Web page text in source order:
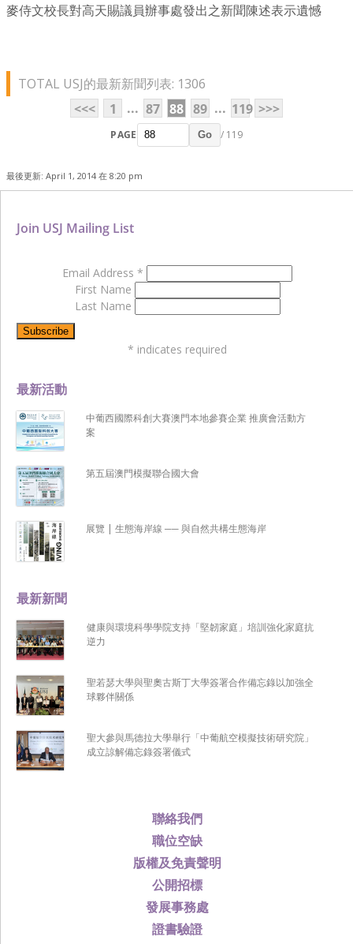
麥侍文校長對高天賜議員辦事處發出之新聞陳述表示遺憾
TOTAL USJ的最新新聞列表: 1306
<<<
1 ... 87 88 89 ... 119 >>>
PAGE Go / 119
最後更新: April 1, 2014 在 8:20 pm
聯絡我們
職位空缺
版權及免責聲明
公開招標
發展事務處
證書驗證
最新新聞
健康與環境科學學院支持「堅韌家庭」培訓強化家庭抗
逆力
聖若瑟大學與聖奧古斯丁大學簽署合作備忘錄以加強全
球夥伴關係
聖大參與馬德拉大學舉行「中葡航空模擬技術研究院」
成立諒解備忘錄簽署儀式
最新活動
中葡西國際科創大賽澳門本地參賽企業 推廣會活動方
案
第五屆澳門模擬聯合國大會
展覽 | 生態海岸線 ── 與自然共構生態海岸
Join USJ Mailing List
Email Address *
First Name
Last Name
* indicates required